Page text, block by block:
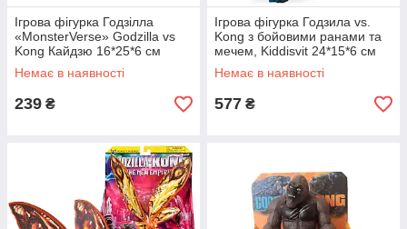
Ігрова фігурка Годзілла
«MonsterVerse» Godzilla vs
Kong Кайдзю 16*25*6 см
(9901)
Немає в наявності
239 ₴
Ігрова фігурка Годзила vs.
Kong з бойовими ранами та
мечем, Kiddisvit 24*15*6 см
(35353)
Немає в наявності
577 ₴